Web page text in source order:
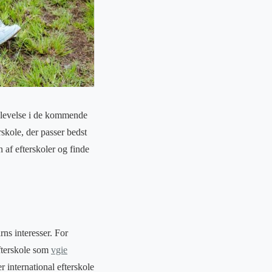
i de kommende
der passer bedst
af efterskoler og finde
interesser. For
som vgie
international efterskole